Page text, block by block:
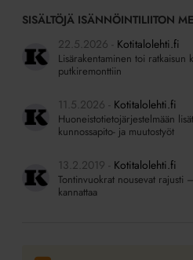
SISÄLTÖJÄ ISÄNNÖINTILIITON
22.5.2026
Kotitalolehti.fi
Lisärakentaminen toi ratkaisun
putkiremonttiin
11.5.2026 Kotitalolehti.fi
Huoneistotietojärjestelmään
kunnossapito- ja muutostyöt
13.2.2019 Kotitalolehti.fi
Tontinvuokrat nousevat rajusti
kannattaa